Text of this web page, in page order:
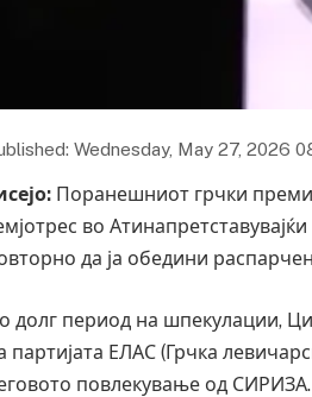
Wednesday, May 27, 2026
: Поранешниот грчки
во
да ја обедини
долг период на шпекулации,
партијата ЕЛАС (Грчка
повлекување од СИРИЗА.